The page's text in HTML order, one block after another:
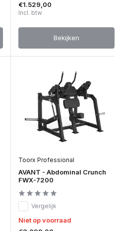
€1.529,00
Incl. btw
Bekijken
Toorx Professional
AVANT - Abdominal Crunch
FWX-7200
Vergelijk
Niet op voorraad